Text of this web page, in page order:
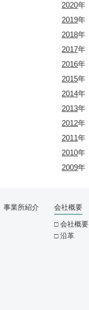
2020年
2019年
2018年
2017年
2016年
2015年
2014年
2013年
2012年
2011年
2010年
2009年
事業所紹介 会社概要
会社概要
沿革